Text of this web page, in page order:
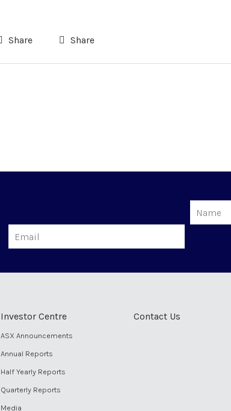
Share Share
Investor Centre
ASX Announcements
Annual Reports
Half Yearly Reports
Quarterly Reports
Media
Contact Us